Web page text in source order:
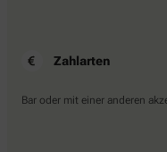
Zahlarten
Bar oder mit einer anderen